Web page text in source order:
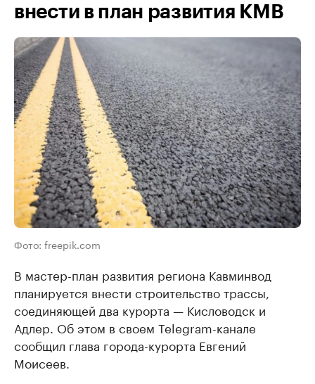
внести в план развития КМВ
Фото: freepik.com
В мастер-план развития региона Кавминвод
планируется внести строительство трассы,
соединяющей два курорта — Кисловодск и
Адлер. Об этом в своем Telegram-канале
сообщил глава города-курорта Евгений
Моисеев.